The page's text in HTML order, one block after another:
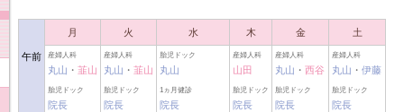
午前
月 火 水 木 金 土
産婦人科
丸山 ・ 韮山
胎児ドック
院長
産婦人科
丸山 ・ 韮山
胎児ドック
院長
胎児ドック
丸山
1ヵ月健診
院長
産婦人科
山田
胎児ドック
院長
産婦人科
丸山 ・ 西谷
胎児ドック
院長
産婦人科
丸山 ・ 伊藤
胎児ドック
院長